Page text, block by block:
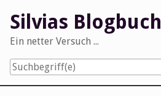
content
Silvias Blogbuch
Ein netter Versuch ...